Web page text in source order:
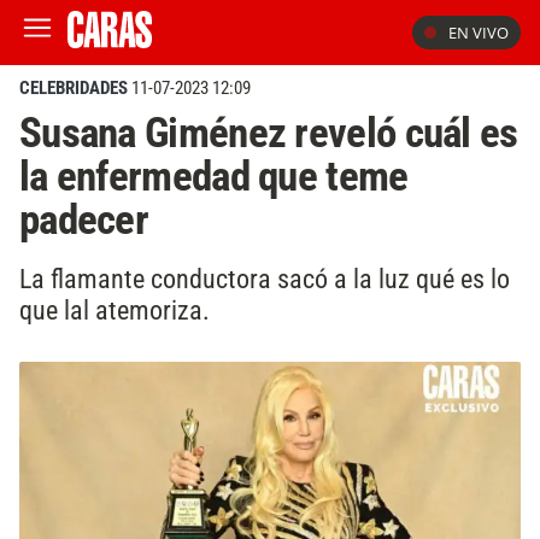
EN VIVO
CELEBRIDADES 11-07-2023 12:09
Susana Giménez reveló cuál es
la enfermedad que teme
padecer
La flamante conductora sacó a la luz qué es lo
que lal atemoriza.